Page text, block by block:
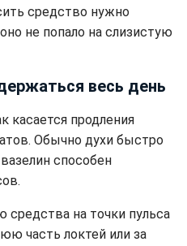
средство нужно
не попало на слизистую
весь день
касается продления
Обычно духи быстро
способен
средства на точки пульса
часть локтей или за